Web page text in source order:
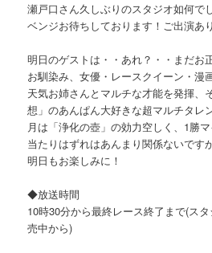
瀬戸口さん久しぶりのスタジオ如何で
ベンジお待ちしております！ご出演あ
明日のゲストは・・あれ？・・まだお
お馴染み、女優・レースクイーン・漫
天気お姉さんとマルチな才能を発揮、
想」のあんぱん大好きな超マルチタレ
月は「浄化の壺」の効力空しく、1勝マ
当たりはずれはあんまり関係ないです
明日もお楽しみに！
◆放送時間
10時30分から最終レース終了まで(ス
売中から)